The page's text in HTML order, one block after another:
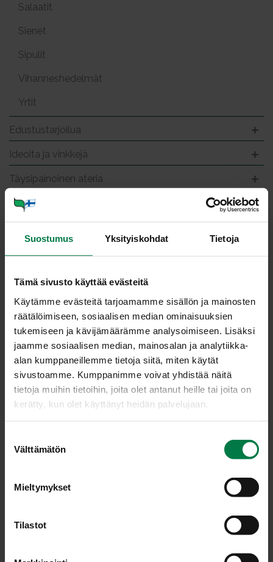
Suostumus Yksityiskohdat Tietoja
Tämä sivusto käyttää evästeitä
Käytämme evästeitä tarjoamamme sisällön ja mainosten
räätälöimiseen, sosiaalisen median ominaisuuksien
tukemiseen ja kävijämäärämme analysoimiseen. Lisäksi
jaamme sosiaalisen median, mainosalan ja analytiikka-
alan kumppaneillemme tietoja siitä, miten käytät
sivustoamme. Kumppanimme voivat yhdistää näitä
tietoja muihin tietoihin, joita olet antanut heille tai joita on
kerätty, kun olet käyttänyt heidän palvelujaan.
Välttämätön
Mieltymykset
Tilastot
Salaatit
Sienet
Sipulit
Vihanneshedelmät
Yrtit
Edustustarjoilua
Ideoita ja vinkkejä
Täysipainoinen ateria
Au­rin­koi­nen so­se­keit­to
Ohje
8kg vesi
4kg herne, pakaste
kg sipuli, kuutio, pakaste
kg kasvisliemijauhe, vähäsuolainen
3kg porkkana, kuutio, pakaste
0.05kg valkosipulinen yrttimauste, suolaton